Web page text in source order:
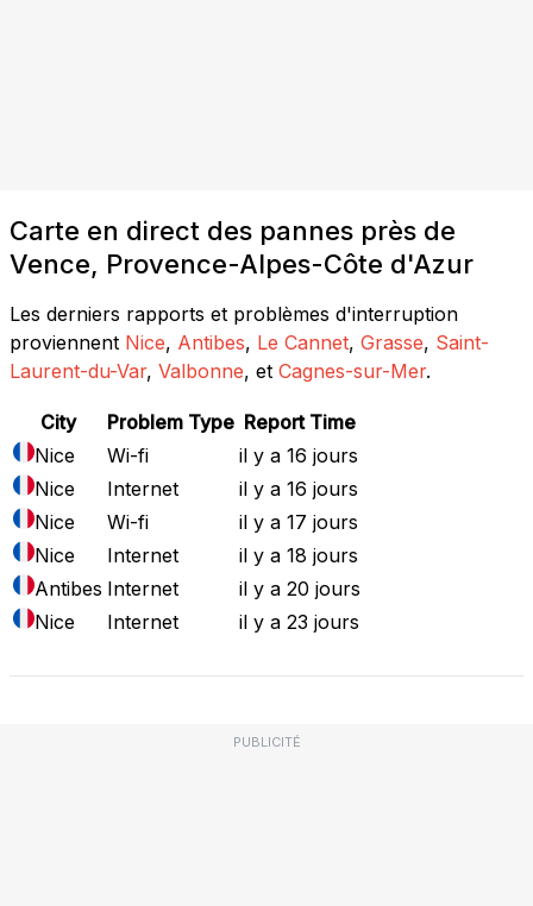
Carte en direct des pannes près de
Vence, Provence-Alpes-Côte d'Azur
Les derniers rapports et problèmes d'interruption
proviennent Nice, Antibes, Le Cannet, Grasse, Saint-
Laurent-du-Var, Valbonne, et Cagnes-sur-Mer.
City Problem Type Report Time
Nice
Wi-fi
il y a 16 jours
Nice
Internet
il y a 16 jours
Nice
Wi-fi
il y a 17 jours
Nice
Internet
il y a 18 jours
Antibes Internet
il y a 20 jours
Nice
Internet il y a 23 jours
PUBLICITÉ